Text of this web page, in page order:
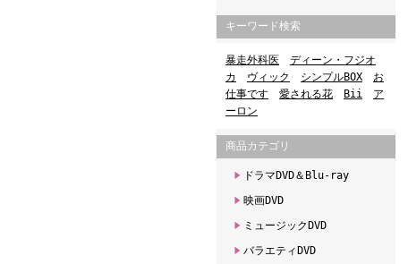
キーワード検索
暴走外科医
ディーン・フジオ
カ
ヴィック シンプルBOX
お
仕事です
愛される花 Bii
ア
ーロン
商品カテゴリ
ドラマDVD＆Blu-ray
映画DVD
ミュージックDVD
バラエティDVD